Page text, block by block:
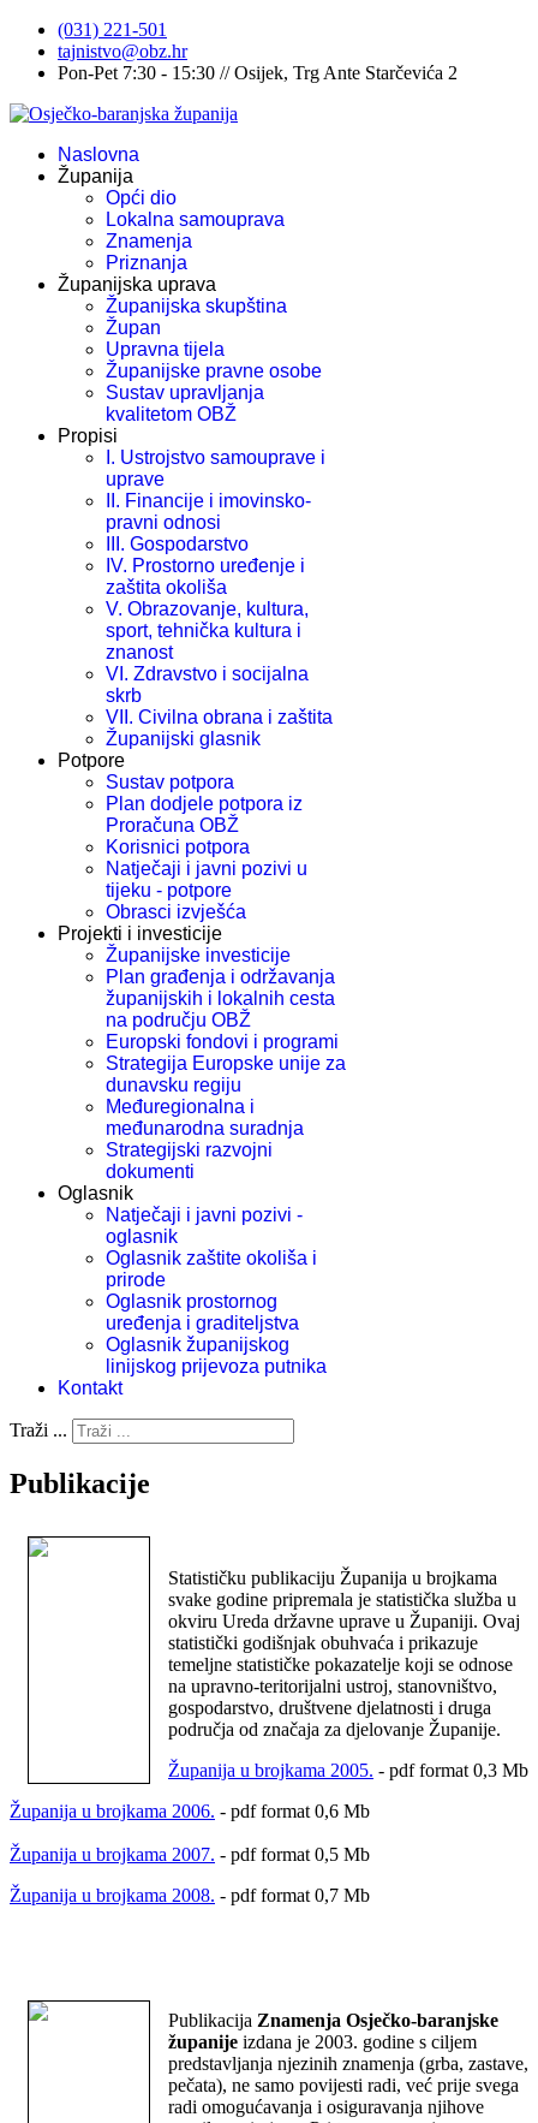
(031) 221-501
tajnistvo@obz.hr
Pon-Pet 7:30 - 15:30 // Osijek, Trg Ante Starčevića 2
Naslovna
Županija
Opći dio
Lokalna samouprava
Znamenja
Priznanja
Županijska uprava
Županijska skupština
Župan
Upravna tijela
Županijske pravne osobe
Sustav upravljanja
kvalitetom OBŽ
Propisi
I. Ustrojstvo samouprave i
uprave
II. Financije i imovinsko-
pravni odnosi
III. Gospodarstvo
IV. Prostorno uređenje i
zaštita okoliša
V. Obrazovanje, kultura,
sport, tehnička kultura i
znanost
VI. Zdravstvo i socijalna
skrb
VII. Civilna obrana i zaštita
Županijski glasnik
Potpore
Sustav potpora
Plan dodjele potpora iz
Proračuna OBŽ
Korisnici potpora
Natječaji i javni pozivi u
tijeku - potpore
Obrasci izvješća
Projekti i investicije
Županijske investicije
Plan građenja i održavanja
županijskih i lokalnih cesta
na području OBŽ
Europski fondovi i programi
Strategija Europske unije za
dunavsku regiju
Međuregionalna i
međunarodna suradnja
Strategijski razvojni
dokumenti
Oglasnik
Natječaji i javni pozivi -
oglasnik
Oglasnik zaštite okoliša i
prirode
Oglasnik prostornog
uređenja i graditeljstva
Oglasnik županijskog
linijskog prijevoza putnika
Kontakt
Traži ...
Publikacije
Statističku publikaciju Županija u brojkama
svake godine pripremala je statistička služba u
okviru Ureda državne uprave u Županiji. Ovaj
statistički godišnjak obuhvaća i prikazuje
temeljne statističke pokazatelje koji se odnose
na upravno-teritorijalni ustroj, stanovništvo,
gospodarstvo, društvene djelatnosti i druga
područja od značaja za djelovanje Županije.
Županija u brojkama 2005. - pdf format 0,3 Mb
Županija u brojkama 2006. - pdf format 0,6 Mb
Županija u brojkama 2007. - pdf format 0,5 Mb
Županija u brojkama 2008. - pdf format 0,7 Mb
Publikacija Znamenja Osječko-baranjske
županije izdana je 2003. godine s ciljem
predstavljanja njezinih znamenja (grba, zastave,
pečata), ne samo povijesti radi, već prije svega
radi omogućavanja i osiguravanja njihove